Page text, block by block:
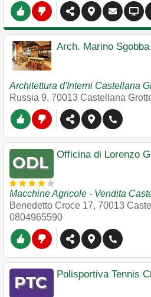
Arch. Marino Sgobba
Architettura d'Interni Castellana
Russia 9, 70013 Castellana
Officina di Lorenzo
Macchine Agricole - Vendita
Benedetto Croce 17, 70013
0804965590
Polisportiva Tennis